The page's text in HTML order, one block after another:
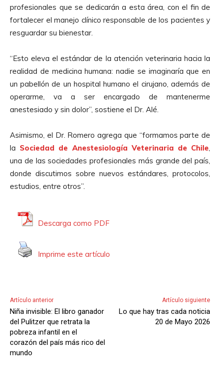
profesionales que se dedicarán a esta área, con el fin de
fortalecer el manejo clínico responsable de los pacientes y
resguardar su bienestar.
“Esto eleva el estándar de la atención veterinaria hacia la
realidad de medicina humana: nadie se imaginaría que en
un pabellón de un hospital humano el cirujano, además de
operarme, va a ser encargado de mantenerme
anestesiado y sin dolor”, sostiene el Dr. Alé.
Asimismo, el Dr. Romero agrega que “formamos parte de
la Sociedad de Anestesiología Veterinaria de Chile
una de las sociedades profesionales más grande del país,
donde discutimos sobre nuevos estándares, protocolos,
estudios, entre otros”.
Descarga como PDF
Imprime este artículo
Artículo anterior
Niña invisible: El libro ganador
del Pulitzer que retrata la
pobreza infantil en el
corazón del país más rico del
mundo
Artículo siguiente
Lo que hay tras cada noticia
20 de Mayo 2026